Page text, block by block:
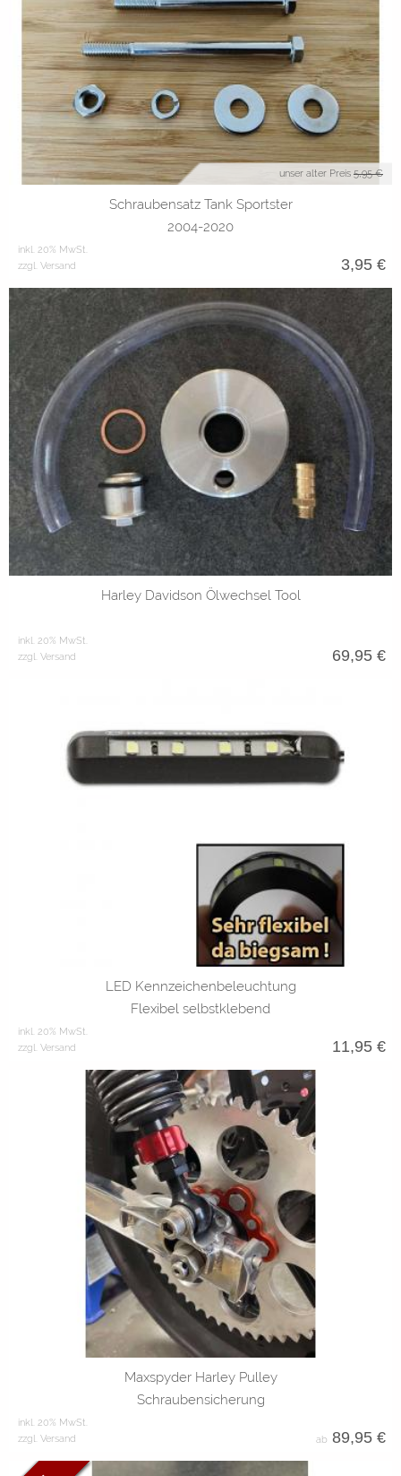
unser alter Preis 5,95 €
Schraubensatz Tank Sportster
2004-2020
inkl. 20% MwSt.
zzgl. Versand
3,95 €
Harley Davidson Ölwechsel Tool
inkl. 20% MwSt.
zzgl. Versand
69,95 €
LED Kennzeichenbeleuchtung
Flexibel selbstklebend
inkl. 20% MwSt.
zzgl. Versand
11,95 €
Aluminium schwarz Gold
Maxspyder Harley Pulley
Schraubensicherung
inkl. 20% MwSt.
zzgl. Versand
ab 89,95 €